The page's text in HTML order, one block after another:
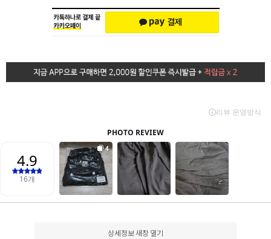
상세정보 새창 열기